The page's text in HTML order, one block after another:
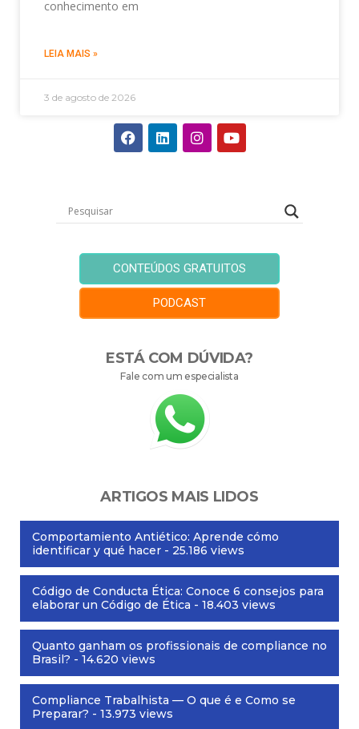
conhecimento em
LEIA MAIS »
3 de agosto de 2026
CONTEÚDOS GRATUITOS
PODCAST
ESTÁ COM DÚVIDA?
Fale com um especialista
ARTIGOS MAIS LIDOS
Comportamiento Antiético: Aprende cómo
identificar y qué hacer - 25.186 views
Código de Conducta Ética: Conoce 6 consejos para
elaborar un Código de Ética - 18.403 views
Quanto ganham os profissionais de compliance no
Brasil? - 14.620 views
Compliance Trabalhista — O que é e Como se
Preparar? - 13.973 views